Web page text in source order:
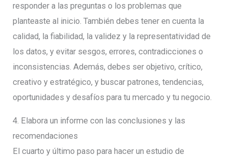
responder a las preguntas o los problemas que
planteaste al inicio. También debes tener en cuenta la
calidad, la fiabilidad, la validez y la representatividad de
los datos, y evitar sesgos, errores, contradicciones o
inconsistencias. Además, debes ser objetivo, crítico,
creativo y estratégico, y buscar patrones, tendencias,
oportunidades y desafíos para tu mercado y tu negocio.
4. Elabora un informe con las conclusiones y las
recomendaciones
El cuarto y último paso para hacer un estudio de